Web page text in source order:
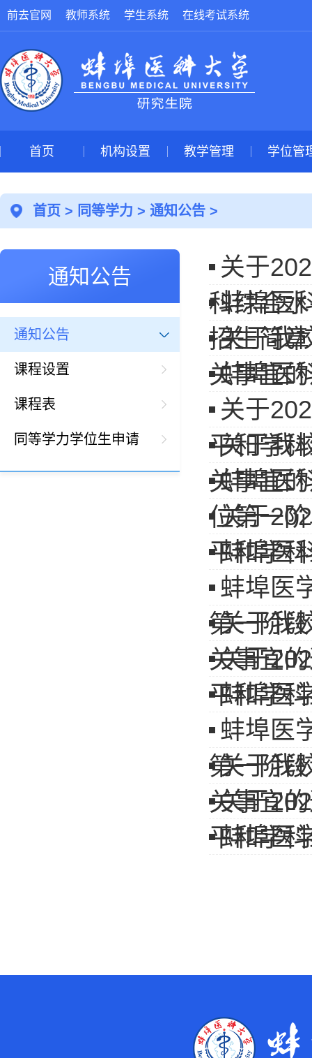
前去官网 教师系统 学生系统 在线考试系统
首页 机构设置 教学管理 学位管
首页 > 同等学力 > 通知公告>
通知公告
通知公告
课程设置
课程表
同等学力学位生申请
关于
科综合
蚌埠医
招生简章
关于我
关事宜
蚌埠医
关于
平和学
关于我
关事宜
蚌埠医
位第一
关于
平和学
蚌埠医
蚌埠医
第一阶
关于我
关事宜
关于
平和学
蚌埠医
蚌埠医
第一阶
关于我
关事宜
关于
平和学
蚌埠医